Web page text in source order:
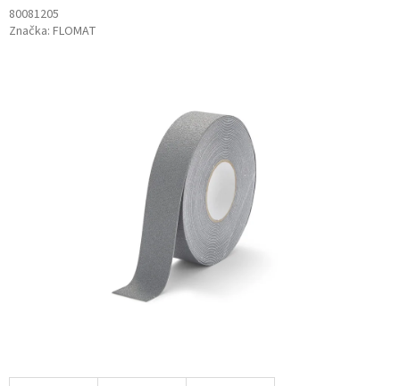
80081205
Značka: FLOMAT